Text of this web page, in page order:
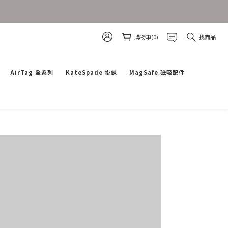
購物車(0) 找商品
AirTag 全系列 KateSpade 掛鍊
MagSafe 磁吸配件